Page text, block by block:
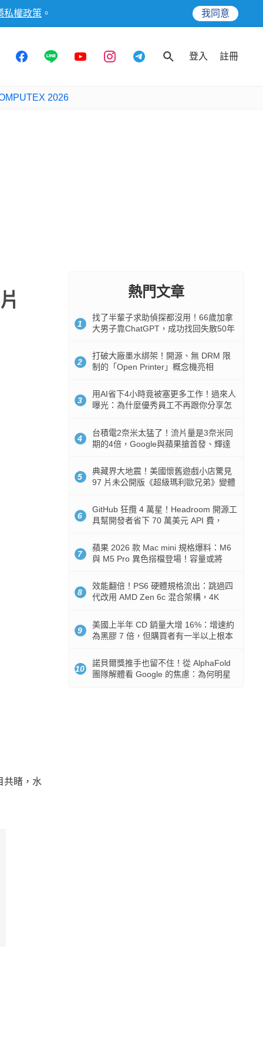
私權政策 。 我同意
登入 註冊
2026
共睹，水
熱門文章
1
找了半輩子求助偵探都沒用！66歲加拿
大男子靠ChatGPT，成功找回失散50年
2
打破大廠墨水綁架！開源、無 DRM 限
制的「Open Printer」概念機亮相
3
用AI省下4小時竟被塞更多工作！過來人
曝光：為什麼優秀員工不再跟你分享怎
4
台積電2奈米太猛了！流片量是3奈米同
期的4倍，Google與蘋果搶首發、輝達
5
典藏界大地震！美國懷舊遊戲小店驚見
97 片未公開版《超級瑪利歐兄弟》變體
6
GitHub 狂攬 4 萬星！Headroom 開源工
具幫開發者省下 70 萬美元 API 費，
7
蘋果 2026 款 Mac mini 規格爆料：M6
與 M5 Pro 異色搭檔登場！容量或將
8
效能翻倍！PS6 硬體規格流出：跳過四
代改用 AMD Zen 6c 混合架構，4K
9
美國上半年 CD 銷量大增 16%：增速約
為黑膠 7 倍，但購買者有一半以上根本
10
諾貝爾獎推手也留不住！從 AlphaFold
團隊解體看 Google 的焦慮：為何明星